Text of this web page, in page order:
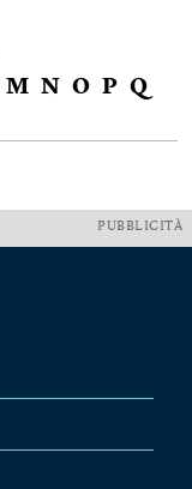
M N O P Q
PUBBLICITÀ